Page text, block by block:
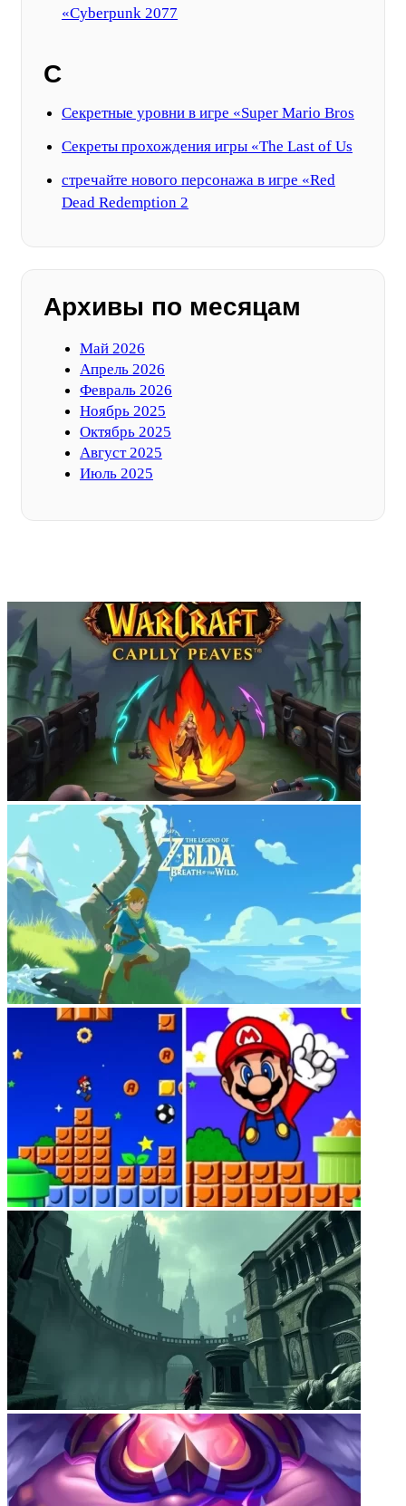
«Cyberpunk 2077
С
Секретные уровни в игре «Super Mario Bros
Секреты прохождения игры «The Last of Us
стречайте нового персонажа в игре «Red
Dead Redemption 2
Архивы по месяцам
Май 2026
Апрель 2026
Февраль 2026
Ноябрь 2025
Октябрь 2025
Август 2025
Июль 2025